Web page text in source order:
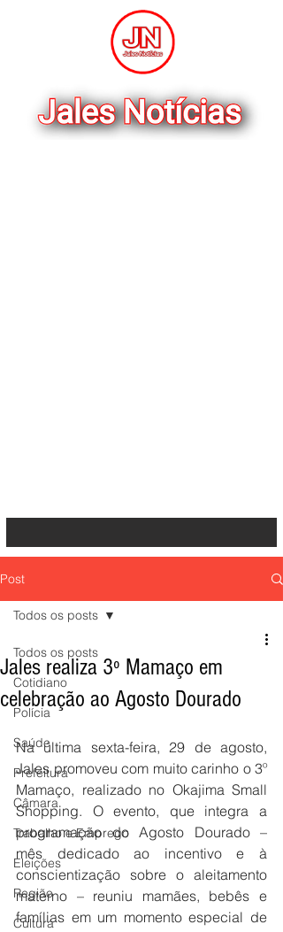
Post
Todos os posts
Cotidiano
Polícia
Saúde
Prefeitura
Câmara
Trabalho e Emprego
Eleições
Região
Cultura
Todos os posts
Jales realiza 3º Mamaço em
celebração ao Agosto Dourado
Na última sexta-feira, 29 de agosto,
Jales promoveu com muito carinho o 3º
Mamaço, realizado no Okajima Small
Shopping. O evento, que integra a
programação do Agosto Dourado –
mês dedicado ao incentivo e à
conscientização sobre o aleitamento
materno – reuniu mamães, bebês e
famílias em um momento especial de